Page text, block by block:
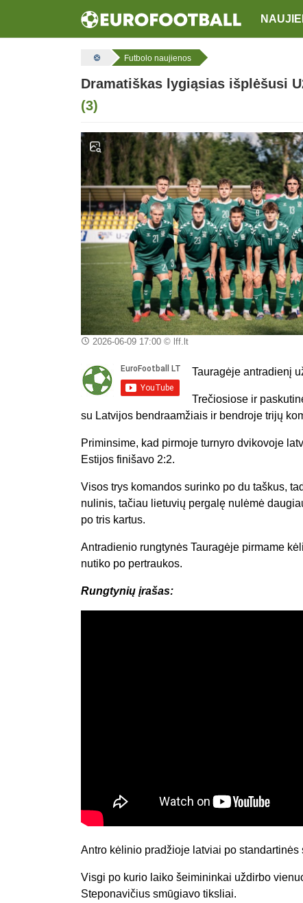
Futbolo naujienos
Dramatiškas lygiąsias išplėšusi
(3)
2026-06-09 17:00© lff.lt
Tauragėje antradienį
Trečiosiose ir
su Latvijos bendraamžiais ir bendroje trijų
Priminsime, kad pirmoje turnyro dvikovoje
Estijos finišavo 2:2.
Visos trys komandos surinko po du taškus,
nulinis, tačiau lietuvių pergalę nulėmė
po tris kartus.
Antradienio rungtynės Tauragėje pirmame
nutiko po pertraukos.
Rungtynių įrašas:
Antro kėlinio pradžioje latviai po
Visgi po kurio laiko šeimininkai uždirbo
Steponavičius smūgiavo tiksliai.